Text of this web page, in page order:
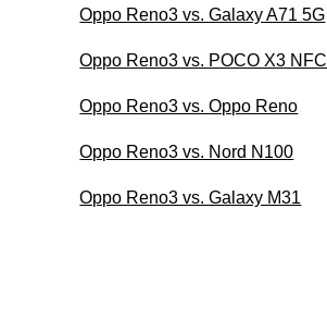
Oppo Reno3 vs. Galaxy A71 5G
Oppo Reno3 vs. POCO X3 NFC
Oppo Reno3 vs. Oppo Reno
Oppo Reno3 vs. Nord N100
Oppo Reno3 vs. Galaxy M31